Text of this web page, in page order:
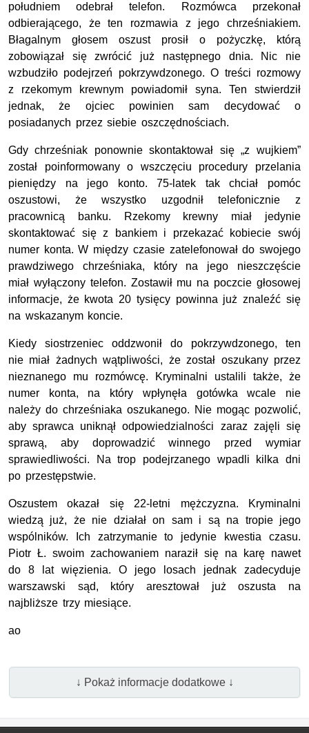
południem odebrał telefon. Rozmówca przekonał
odbierającego, że ten rozmawia z jego chrześniakiem.
Błagalnym głosem oszust prosił o pożyczkę, którą
zobowiązał się zwrócić już następnego dnia. Nic nie
wzbudziło podejrzeń pokrzywdzonego. O treści rozmowy
z rzekomym krewnym powiadomił syna. Ten stwierdził
jednak, że ojciec powinien sam decydować o
posiadanych przez siebie oszczędnościach.
Gdy chrześniak ponownie skontaktował się „z wujkiem”
został poinformowany o wszczęciu procedury przelania
pieniędzy na jego konto. 75-latek tak chciał pomóc
oszustowi, że wszystko uzgodnił telefonicznie z
pracownicą banku. Rzekomy krewny miał jedynie
skontaktować się z bankiem i przekazać kobiecie swój
numer konta. W między czasie zatelefonował do swojego
prawdziwego chrześniaka, który na jego nieszczęście
miał wyłączony telefon. Zostawił mu na poczcie głosowej
informacje, że kwota 20 tysięcy powinna już znaleźć się
na wskazanym koncie.
Kiedy siostrzeniec oddzwonił do pokrzywdzonego, ten
nie miał żadnych wątpliwości, że został oszukany przez
nieznanego mu rozmówcę. Kryminalni ustalili także, że
numer konta, na który wpłynęła gotówka wcale nie
należy do chrześniaka oszukanego. Nie mogąc pozwolić,
aby sprawca uniknął odpowiedzialności zaraz zajęli się
sprawą, aby doprowadzić winnego przed wymiar
sprawiedliwości. Na trop podejrzanego wpadli kilka dni
po przestępstwie.
Oszustem okazał się 22-letni mężczyzna. Kryminalni
wiedzą już, że nie działał on sam i są na tropie jego
wspólników. Ich zatrzymanie to jedynie kwestia czasu.
Piotr Ł. swoim zachowaniem naraził się na karę nawet
do 8 lat więzienia. O jego losach jednak zadecyduje
warszawski sąd, który aresztował już oszusta na
najbliższe trzy miesiące.
ao
↓ Pokaż informacje dodatkowe ↓